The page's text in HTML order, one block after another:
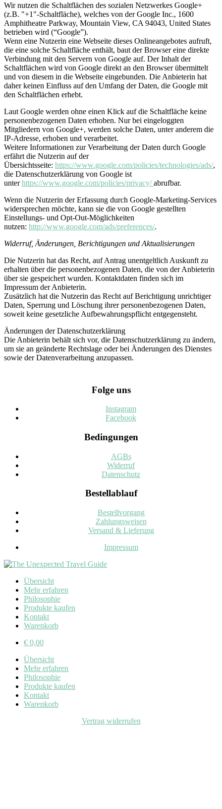
Wir nutzen die Schaltflächen des sozialen Netzwerkes Google+
(z.B. "+1"-Schaltfläche), welches von der Google Inc., 1600
Amphitheatre Parkway, Mountain View, CA 94043, United States
betrieben wird (“Google”).
Wenn eine Nutzerin eine Webseite dieses Onlineangebotes aufruft,
die eine solche Schaltfläche enthält, baut der Browser eine direkte
Verbindung mit den Servern von Google auf. Der Inhalt der
Schaltflächen wird von Google direkt an den Browser übermittelt
und von diesem in die Webseite eingebunden. Die Anbieterin hat
daher keinen Einfluss auf den Umfang der Daten, die Google mit
den Schaltflächen erhebt.
Laut Google werden ohne einen Klick auf die Schaltfläche keine
personenbezogenen Daten erhoben. Nur bei eingeloggten
Mitgliedern von Google+, werden solche Daten, unter anderem die
IP-Adresse, erhoben und verarbeitet.
Weitere Informationen zur Verarbeitung der Daten durch Google
erfährt die Nutzerin auf der
Übersichtsseite: https://www.google.com/policies/technologies/ads/,
die Datenschutzerklärung von Google ist
unter https://www.google.com/policies/privacy/ abrufbar.
Wenn die Nutzerin der Erfassung durch Google-Marketing-Services
widersprechen möchte, kann sie die von Google gestellten
Einstellungs- und Opt-Out-Möglichkeiten
nutzen: http://www.google.com/ads/preferences/.
Widerruf, Änderungen, Berichtigungen und Aktualisierungen
Die Nutzerin hat das Recht, auf Antrag unentgeltlich Auskunft zu
erhalten über die personenbezogenen Daten, die von der Anbieterin
über sie gespeichert wurden. Kontaktdaten finden sich im
Impressum der Anbieterin.
Zusätzlich hat die Nutzerin das Recht auf Berichtigung unrichtiger
Daten, Sperrung und Löschung ihrer personenbezogenen Daten,
soweit keine gesetzliche Aufbewahrungspflicht entgegensteht.
Änderungen der Datenschutzerklärung
Die Anbieterin behält sich vor, die Datenschutzerklärung zu ändern,
um sie an geänderte Rechtslage oder bei Änderungen des Dienstes
sowie der Datenverarbeitung anzupassen.
Folge uns
Instagram
Facebook
Bedingungen
AGBs
Widerruf
Datenschutz
Bestellablauf
Bestellvorgang
Zahlungsweisen
Versand & Lieferung
Impressum
Übersicht
Mehr erfahren
Philosophie
Produkte kaufen
Kontakt
Warenkorb
€ 0,00
Übersicht
Mehr erfahren
Philosophie
Produkte kaufen
Kontakt
Warenkorb
Vertrag widerrufen